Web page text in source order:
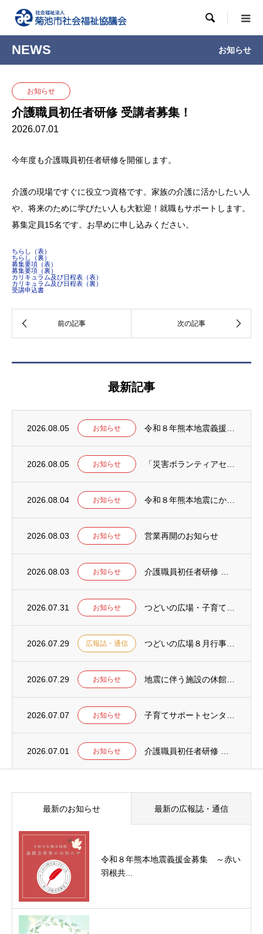

NEWS お知らせ
お知らせ
介護職員初任者研修 受講者募集！
2026.07.01
今年度も介護職員初任者研修を開催します。
介護の現場ですぐに役立つ資格です。家族の介護に活かしたい人
や、将来のために学びたい人も大歓迎！就職もサポートします。
募集定員15名です。お早めに申し込みください。
ちらし（表）
ちらし（裏）
募集要項（表）
募集要項（裏）
カリキュラム及び日程表（表）
カリキュラム及び日程表（裏）
受講申込書
最新記事
2026.08.05 お知らせ
2026.08.05 お知らせ
2026.08.04 お知らせ
2026.08.03 お知らせ 営業再開のお知らせ
2026.08.03 お知らせ
2026.07.31 お知らせ
2026.07.29 広報誌・通信
2026.07.29 お知らせ
2026.07.07 お知らせ
2026.07.01 お知らせ
最新のお知らせ 最新の広報誌・通信
令和８年熊本地震義援金募集 ～赤い
羽根共...